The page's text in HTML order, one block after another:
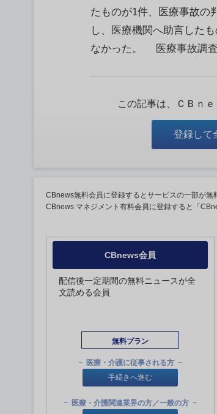
たものが1件、医療事故の
し、医療機関へ助言した
なかった。 医療事故調
この記事は、ＣＢｎ
登録して
CBnews無料会員に登録するとサービスの一部が無
CBnews マネジメント有料会員に登録すると「
CBnews会員
配信後一定期間の無料ニュースが全
文読める会員
無料プラン
医療・介護に従事される方
手続きへ進む
医療・介護関連業界の方／一般の方